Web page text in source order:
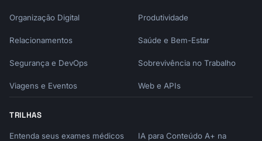
Organização Digital Produtividade
Relacionamentos Saúde e Bem-Estar
Segurança e DevOps Sobrevivência no Trabalho
Viagens e Eventos Web e APIs
TRILHAS
Entenda seus exames médicos
IA para Conteúdo A+ na